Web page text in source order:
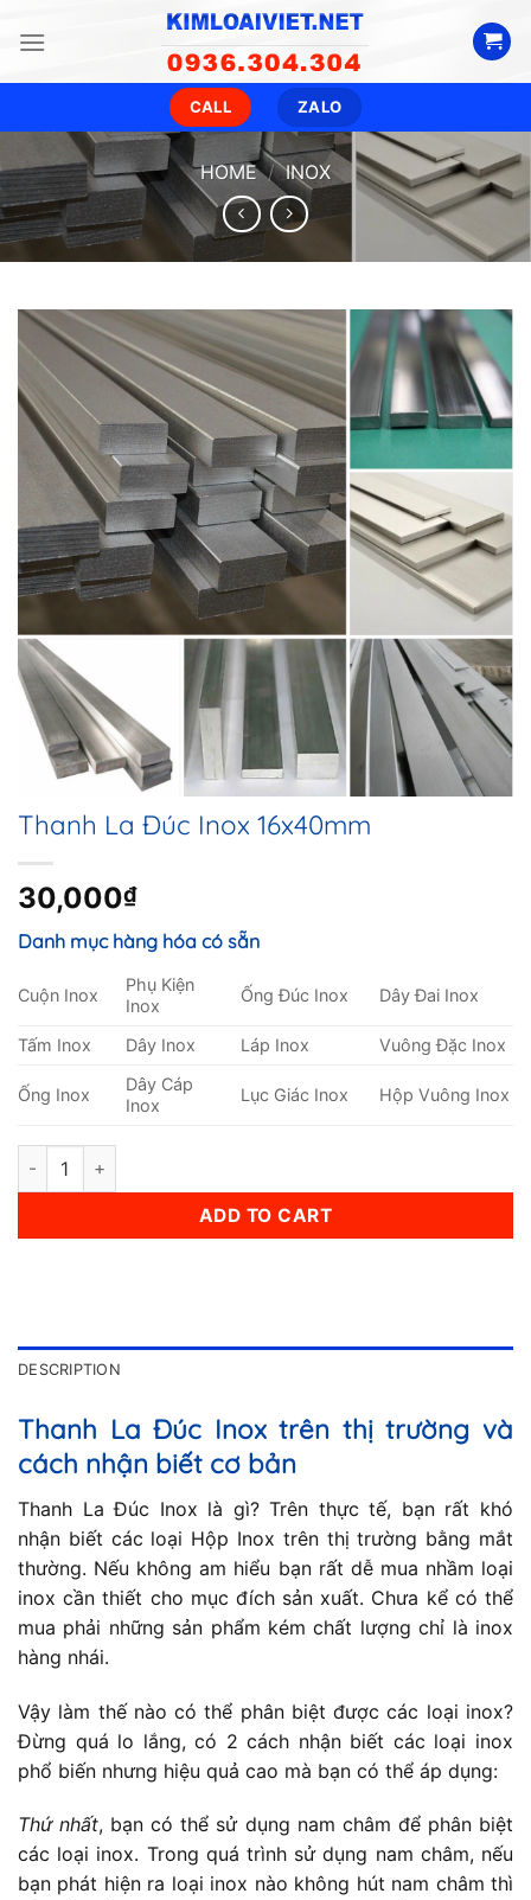
CALL ZALO
HOME / INOX
Thanh La Đúc Inox 16x40mm
30,000₫
Danh mục hàng hóa có sẵn
Cuộn Inox
Phụ Kiện
Inox
Ống Đúc Inox Dây Đai Inox
Tấm Inox Dây Inox Láp Inox Vuông Đặc Inox
Ống Inox
Dây Cáp
Inox
Lục Giác Inox Hộp Vuông Inox
Thanh La Đúc Inox 16x40mm quantity
ADD TO CART
DESCRIPTION
Thanh La Đúc Inox trên thị trường và
cách nhận biết cơ bản
Thanh La Đúc Inox là gì? Trên thực tế, bạn rất khó
nhận biết các loại Hộp Inox trên thị trường bằng mắt
thường. Nếu không am hiểu bạn rất dễ mua nhầm loại
inox cần thiết cho mục đích sản xuất. Chưa kể có thể
mua phải những sản phẩm kém chất lượng chỉ là inox
hàng nhái.
Vậy làm thế nào có thể phân biệt được các loại inox?
Đừng quá lo lắng, có 2 cách nhận biết các loại inox
phổ biến nhưng hiệu quả cao mà bạn có thể áp dụng:
Thứ nhất, bạn có thể sử dụng nam châm để phân biệt
các loại inox. Trong quá trình sử dụng nam châm, nếu
bạn phát hiện ra loại inox nào không hút nam châm thì